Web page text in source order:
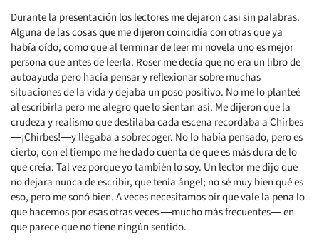
Durante la presentación los lectores me dejaron casi sin palabras.
Alguna de las cosas que me dijeron coincidía con otras que ya
había oído, como que al terminar de leer mi novela uno es mejor
persona que antes de leerla. Roser me decía que no era un libro de
autoayuda pero hacía pensar y reflexionar sobre muchas
situaciones de la vida y dejaba un poso positivo. No me lo planteé
al escribirla pero me alegro que lo sientan así. Me dijeron que la
crudeza y realismo que destilaba cada escena recordaba a Chirbes
―¡Chirbes!―y llegaba a sobrecoger. No lo había pensado, pero es
cierto, con el tiempo me he dado cuenta de que es más dura de lo
que creía. Tal vez porque yo también lo soy. Un lector me dijo que
no dejara nunca de escribir, que tenía ángel; no sé muy bien qué es
eso, pero me sonó bien. A veces necesitamos oír que vale la pena lo
que hacemos por esas otras veces ―mucho más frecuentes― en
que parece que no tiene ningún sentido.